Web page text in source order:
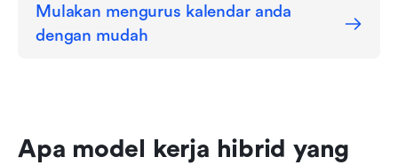
Mulakan mengurus kalendar anda
dengan mudah
Apa model kerja hibrid yang